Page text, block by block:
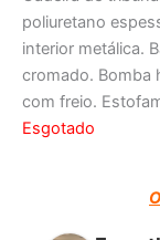
poliuretano
interior metálica.
cromado. Bomba
com freio.
Esgotado